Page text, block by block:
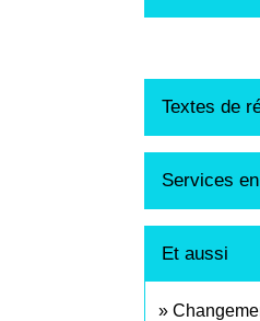
Textes de
Services
Et aussi